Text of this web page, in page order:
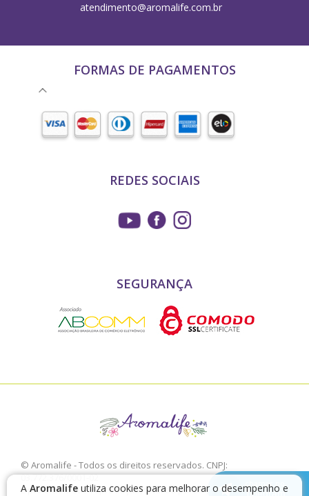
A Aromalife utiliza cookies para melhorar o desempenho e
chamar no
Telegram
atendimento@aromalife.com.br
FORMAS DE PAGAMENTOS
REDES SOCIAIS
SEGURANÇA
© Aromalife - Todos os direitos reservados. CNPJ:
03.772.376/0001-02
É proibido a sua reprodução, total ou parcial, sem a expressa